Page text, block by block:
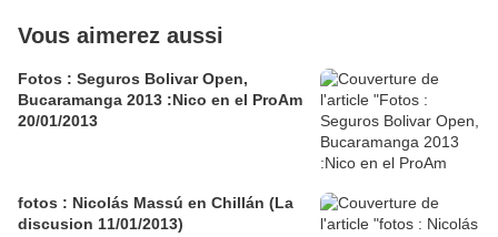
Vous aimerez aussi
Fotos : Seguros Bolivar Open,
Bucaramanga 2013 :Nico en el ProAm
20/01/2013
fotos : Nicolás Massú en Chillán (La
discusion 11/01/2013)